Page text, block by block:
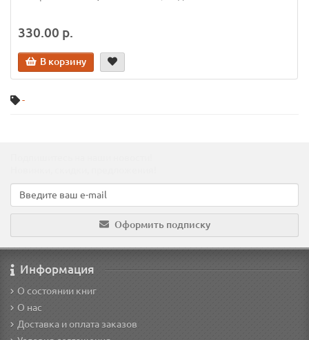
330.00 р.
В корзину
-
Оформить подписку
Информация
О состоянии книг
О нас
Доставка и оплата заказов